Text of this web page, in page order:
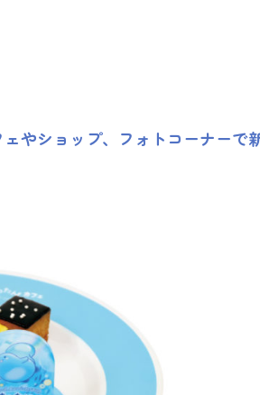
やショップ、フォトコーナーで